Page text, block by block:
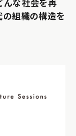
んな社会を再
組織の構造を